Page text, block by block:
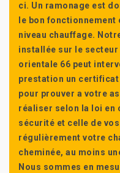
ci. Un ramonage est
le bon
niveau chauffage.
installée sur le secteur
orientale 66 peut
prestation un
pour prouver a votre
réaliser selon la loi en
sécurité et celle de
régulièrement votre
cheminée, au moins
Nous sommes en